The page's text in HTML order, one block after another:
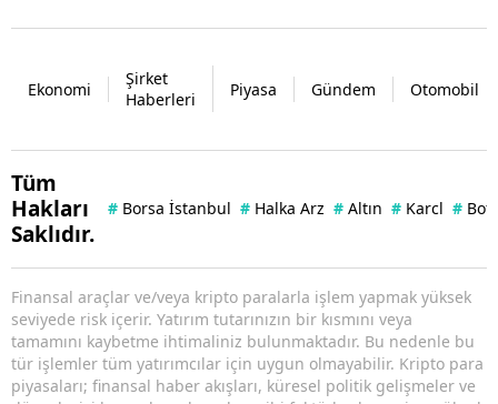
Ekonomi
Şirket
Haberleri
Piyasa Gündem Otomobil
Tüm
Hakları
Saklıdır.
# Borsa İstanbul # Halka Arz # Altın # Karcl #
Finansal araçlar ve/veya kripto paralarla işlem yapmak yüksek
seviyede risk içerir. Yatırım tutarınızın bir kısmını veya
tamamını kaybetme ihtimaliniz bulunmaktadır. Bu nedenle bu
tür işlemler tüm yatırımcılar için uygun olmayabilir. Kripto para
piyasaları; finansal haber akışları, küresel politik gelişmeler ve